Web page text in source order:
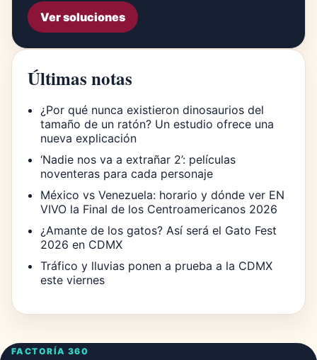
Ver soluciones
Últimas notas
¿Por qué nunca existieron dinosaurios del
tamaño de un ratón? Un estudio ofrece una
nueva explicación
‘Nadie nos va a extrañar 2’: películas
noventeras para cada personaje
México vs Venezuela: horario y dónde ver EN
VIVO la Final de los Centroamericanos 2026
¿Amante de los gatos? Así será el Gato Fest
2026 en CDMX
Tráfico y lluvias ponen a prueba a la CDMX
este viernes
FACTORÍA 360